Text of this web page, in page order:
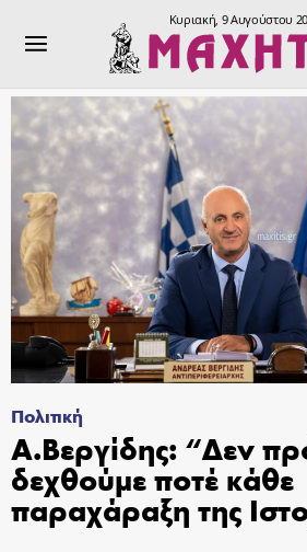
Κυριακή, 9 Αυγούστου
Πολιτική
Α.Βεργίδης: “Δεν
δεχθούμε ποτέ κάθε
παραχάραξη της